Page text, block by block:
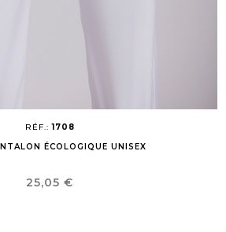
RÉF.:1708
ÉCOLOGIQUE UNISEX
Prix
25,05 €